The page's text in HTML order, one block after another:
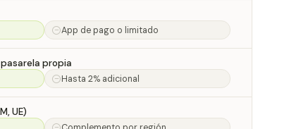
App de pago o limitado
propia
Hasta 2% adicional
UE)